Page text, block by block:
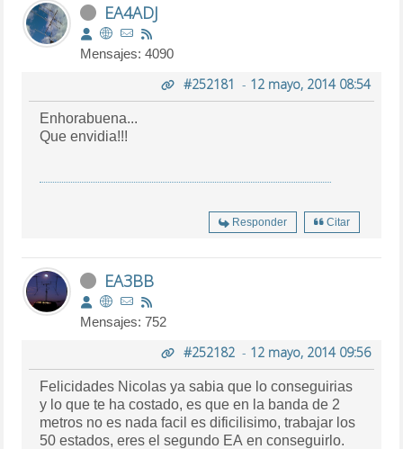
EA4ADJ
Mensajes: 4090
#252181 - 12 mayo, 2014 08:54
Enhorabuena...
Que envidia!!!
Responder Citar
EA3BB
Mensajes: 752
#252182- 12 mayo, 2014 09:56
Felicidades Nicolas ya sabia que lo conseguirias
y lo que te ha costado, es que en la banda de 2
metros no es nada facil es dificilisimo, trabajar los
50 estados, eres el segundo EA en conseguirlo.